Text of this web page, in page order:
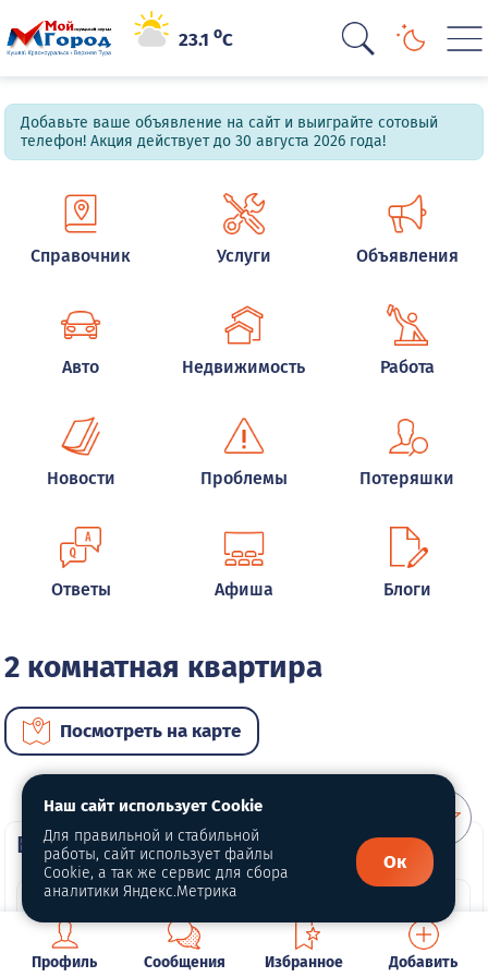
23.1oC
Добавьте ваше объявление на сайт и выиграйте сотовый
телефон! Акция действует до 30 августа 2026 года!
Справочник Услуги Объявления
Авто Недвижимость Работа
Новости Проблемы Потеряшки
Ответы Афиша Блоги
2 комнатная квартира
Посмотреть на карте
ВИП недвижимость
Профиль Сообщения Избранное Добавить
Наш сайт использует Cookie
Для правильной и стабильной
работы, сайт использует файлы
Cookie, а так же сервис для сбора
аналитики Яндекс.Метрика
Ок